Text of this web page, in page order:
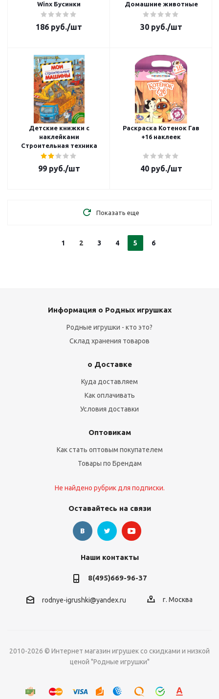
Winx Бусинки
186 руб./шт
Домашние животные
30руб./шт
Детские книжки с
наклейками
Строительная техника
99руб./шт
Раскраска Котенок Гав
+16 наклеек
40руб./шт
Показать еще
1 2 3 4 5 6
Информация о Родных игрушках
Родные игрушки - кто это?
Склад хранения товаров
о Доставке
Куда доставляем
Как оплачивать
Условия доставки
Оптовикам
Как стать оптовым покупателем
Товары по Брендам
Не найдено рубрик для подписки.
Оставайтесь на связи
Наши контакты
8(495)669-96-37
rodnye-igrushki@yandex.ru г. Москва
2010-2026 © Интернет магазин игрушек со скидками и низкой
ценой "Родные игрушки"